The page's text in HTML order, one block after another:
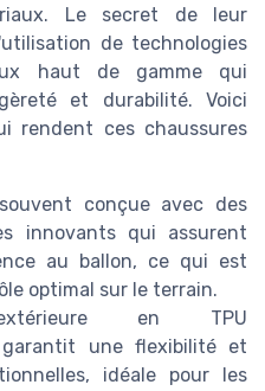
Le secret de leur
de technologies
haut de gamme qui
et durabilité. Voici
rendent ces chaussures
conçue avec des
innovants qui assurent
au ballon, ce qui est
optimal sur le terrain.
en TPU
garantit une flexibilité et
idéale pour les